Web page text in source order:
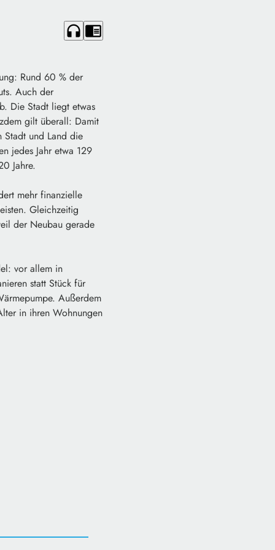
headphones chrome_reader_mode
Rund 60 % der
Auch der
Die Stadt liegt etwas
gilt überall: Damit
Stadt und Land die
jedes Jahr etwa 129
Jahre.
mehr finanzielle
Gleichzeitig
der Neubau gerade
vor allem in
statt Stück für
Außerdem
in ihren Wohnungen